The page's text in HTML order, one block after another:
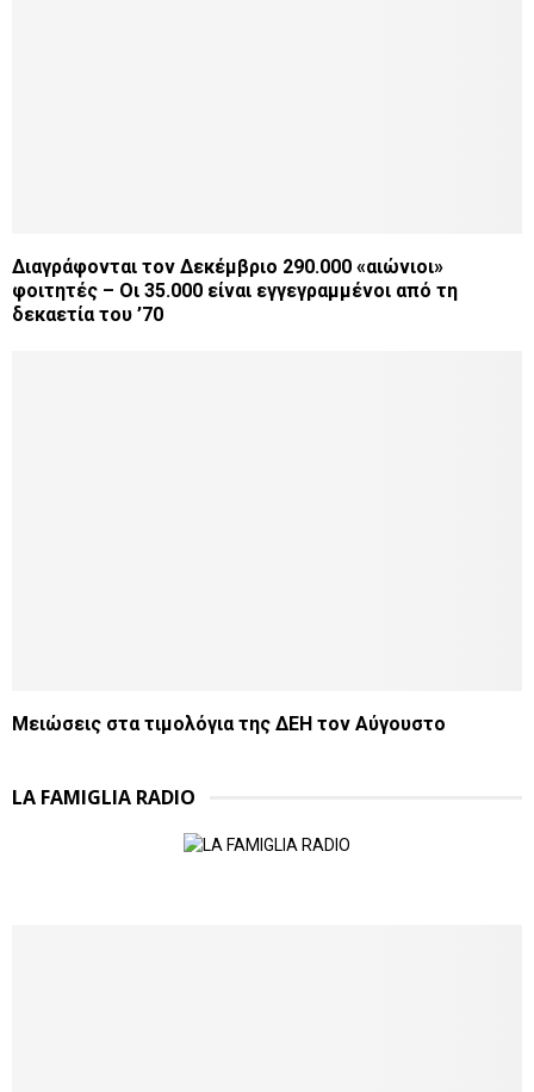
Διαγράφονται τον Δεκέμβριο 290.000 «αιώνιοι»
φοιτητές – Οι 35.000 είναι εγγεγραμμένοι από τη
δεκαετία του ’70
Μειώσεις στα τιμολόγια της ΔΕΗ τον Αύγουστο
LA FAMIGLIA RADIO